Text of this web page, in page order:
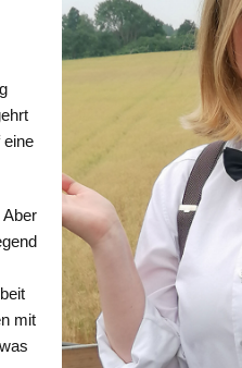
eine
Aber
mit